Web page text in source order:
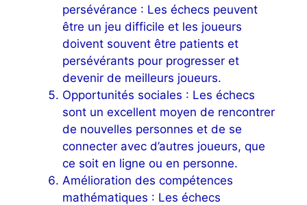
persévérance : Les échecs peuvent
être un jeu difficile et les joueurs
doivent souvent être patients et
persévérants pour progresser et
devenir de meilleurs joueurs.
Opportunités sociales : Les échecs
sont un excellent moyen de rencontrer
de nouvelles personnes et de se
connecter avec d’autres joueurs, que
ce soit en ligne ou en personne.
Amélioration des compétences
mathématiques : Les échecs